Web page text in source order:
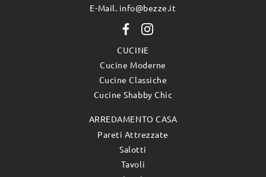
E-Mail. info@bezze.it
CUCINE
Cucine Moderne
Cucine Classiche
Cucine Shabby Chic
ARREDAMENTO CASA
Pareti Attrezzate
Salotti
Tavoli